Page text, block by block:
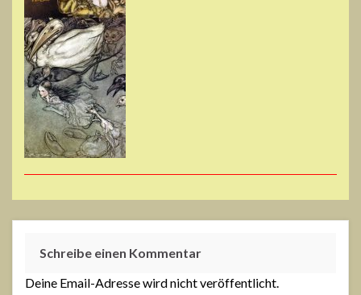
Schreibe einen Kommentar
Deine Email-Adresse wird nicht veröffentlicht.